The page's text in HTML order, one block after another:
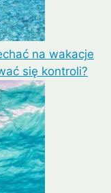
na wakacje
się kontroli?